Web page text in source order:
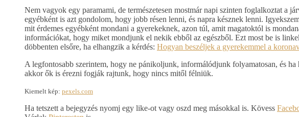
Nem vagyok egy paramami, de természetesen mostmár napi szinten foglalkoztat a
egyébként is azt gondolom, hogy jobb résen lenni, és napra késznek lenni.
mit érdemes egyébként mondani a gyerekeknek, azon túl, amit magatoktól is
információkat, hogy miket mondjunk el nekik ebből az egészből. Ezt most be is
döbbenten elsőre, ha elhangzik a kérdés: Hogyan beszéljek a gyerekemmel a
A legfontosabb szerintem, hogy ne pánikoljunk, informálódjunk folyamatosan, és
akkor ők is érezni fogják rajtunk, hogy nincs mitől félniük.
Kiemelt kép: pexels.com
Ha tetszett a bejegyzés nyomj egy like-ot vagy oszd meg másokkal is. Kövess